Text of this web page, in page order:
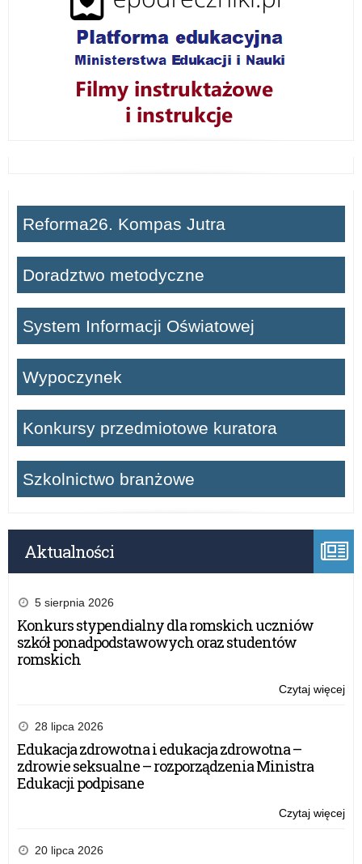
Reforma26. Kompas Jutra
Doradztwo metodyczne
System Informacji Oświatowej
Wypoczynek
Konkursy przedmiotowe kuratora
Szkolnictwo branżowe
Aktualności
5 sierpnia 2026
Konkurs stypendialny dla romskich uczniów
szkół ponadpodstawowych oraz studentów
romskich
Czytaj więcej
28 lipca 2026
Edukacja zdrowotna i edukacja zdrowotna –
zdrowie seksualne – rozporządzenia Ministra
Edukacji podpisane
Czytaj więcej
20 lipca 2026